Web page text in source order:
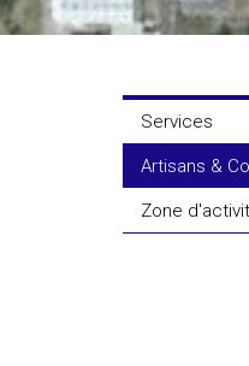
Services
Artisans &
Zone